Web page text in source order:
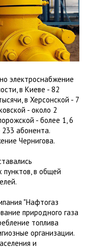
электроснабжение
в Киеве - 82
в Херсонской - 7
- около 2
- более 1, 6
абонента.
Чернигова.
в общей
"Нафтогаз
природного газа
топлива
организации.
и